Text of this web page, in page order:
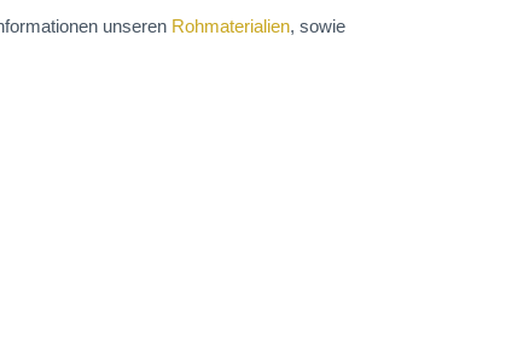
unseren Rohmaterialien, sowie